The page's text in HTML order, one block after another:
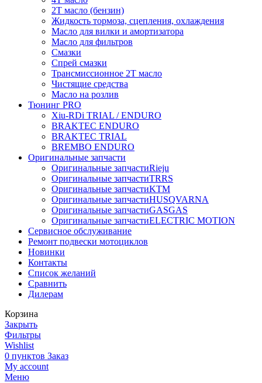
2Т масло (бензин)
Жидкость тормоза, сцепления, охлаждения
Масло для вилки и амортизатора
Масло для фильтров
Смазки
Спрей смазки
Трансмиссионное 2Т масло
Чистящие средства
Масло на розлив
Тюнинг PRO
Xiu-RDi TRIAL / ENDURO
BRAKTEC ENDURO
BRAKTEC TRIAL
BREMBO ENDURO
Оригинальные запчасти
Оригинальные запчастиRieju
Оригинальные запчастиTRRS
Оригинальные запчастиKTM
Оригинальные запчастиHUSQVARNA
Оригинальные запчастиGASGAS
Оригинальные запчастиELECTRIC MOTION
Сервисное обслуживание
Ремонт подвески мотоциклов
Новинки
Контакты
Список желаний
Сравнить
Дилерам
Корзина
Закрыть
Фильтры
Wishlist
0 пунктов Заказ
My account
Меню